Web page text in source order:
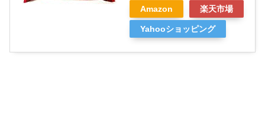
Amazon 楽天市場
Yahooショッピング